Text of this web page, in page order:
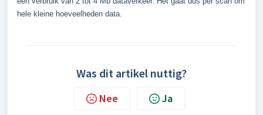
hele kleine hoeveelheden data.
Was dit artikel nuttig?
Nee Ja